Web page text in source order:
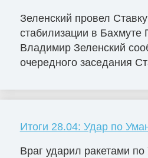
Зеленский провел
стабилизации в Бахмуте
Владимир Зеленский
очередного заседания
Итоги 28.04: Удар по
Враг ударил ракетами